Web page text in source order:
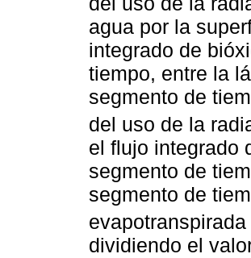
agua por la
integrado de
tiempo, entre la
segmento de
del uso de la
el flujo integrado
segmento de
segmento de
dividiendo el